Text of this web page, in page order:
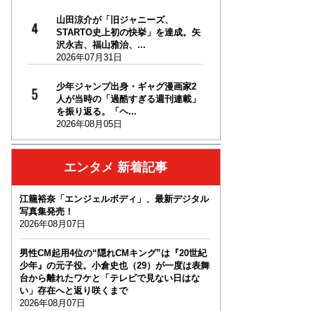
山田涼介が「旧ジャニーズ、
STARTO史上初の快挙」を達成。矢
沢永吉、福山雅治、...
2026年07月31日
少年ジャンプ出身・ギャグ漫画家2
人が当時の「過酷すぎる週刊連載」
を振り返る。「ヘ...
2026年08月05日
エンタメ 新着記事
江籠裕奈「エンジェルボディ」、最新デジタル
写真集発売！
2026年08月07日
男性CM起用4位の“隠れCMキング”は『20世紀
少年』の元子役。小倉史也（29）が一度は表舞
台から離れたワケと「テレビで見ない日はな
い」存在へと返り咲くまで
2026年08月07日